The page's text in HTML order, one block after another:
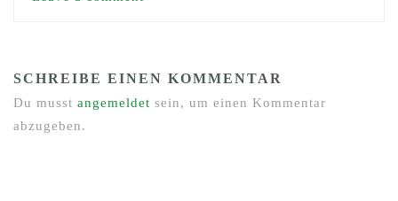
SCHREIBE EINEN KOMMENTAR
Du musst angemeldet sein, um einen Kommentar
abzugeben.